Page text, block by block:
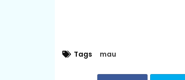
Tags mau